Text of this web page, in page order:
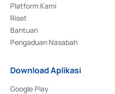
Platform Kami
Riset
Bantuan
Pengaduan Nasabah
Download Aplikasi
Google Play